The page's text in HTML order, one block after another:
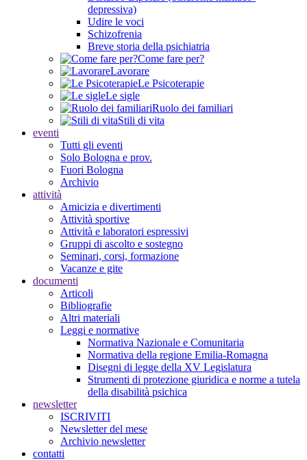
depressiva)
Udire le voci
Schizofrenia
Breve storia della psichiatria
Come fare per?
Lavorare
Le Psicoterapie
Le sigle
Ruolo dei familiari
Stili di vita
eventi
Tutti gli eventi
Solo Bologna e prov.
Fuori Bologna
Archivio
attività
Amicizia e divertimenti
Attività sportive
Attività e laboratori espressivi
Gruppi di ascolto e sostegno
Seminari, corsi, formazione
Vacanze e gite
documenti
Articoli
Bibliografie
Altri materiali
Leggi e normative
Normativa Nazionale e Comunitaria
Normativa della regione Emilia-Romagna
Disegni di legge della XV Legislatura
Strumenti di protezione giuridica e norme a tutela
della disabilità psichica
newsletter
ISCRIVITI
Newsletter del mese
Archivio newsletter
contatti